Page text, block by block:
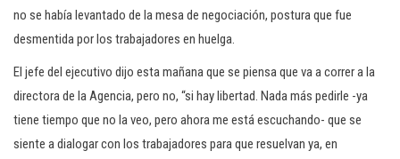
no se había levantado de la mesa de negociación, postura que fue
desmentida por los trabajadores en huelga.
El jefe del ejecutivo dijo esta mañana que se piensa que va a correr a la
directora de la Agencia, pero no, “si hay libertad. Nada más pedirle -ya
tiene tiempo que no la veo, pero ahora me está escuchando- que se
siente a dialogar con los trabajadores para que resuelvan ya, en